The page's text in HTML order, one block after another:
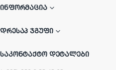
ᲘᲜᲤᲝᲠᲛᲐᲪᲘᲐ
ᲓᲠᲔᲡᲐᲞ ᲯᲒᲣᲤᲘ
ᲡᲐᲙᲝᲜᲢᲐᲥᲢᲝ ᲓᲔᲢᲐᲚᲔᲑᲘ